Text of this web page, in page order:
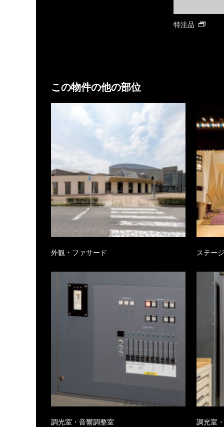
特注品
この物件の他の部位
外観・ファサード ステージ
調光室・音響調整室 調光室